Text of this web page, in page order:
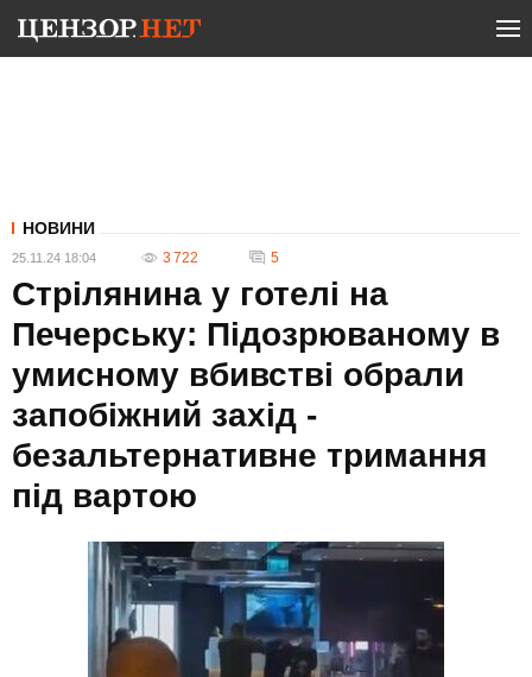
НОВИНИ
25.11.24 18:04 3 722 5
Стрілянина у готелі на
Печерську: Підозрюваному в
умисному вбивстві обрали
запобіжний захід -
безальтернативне тримання
під вартою